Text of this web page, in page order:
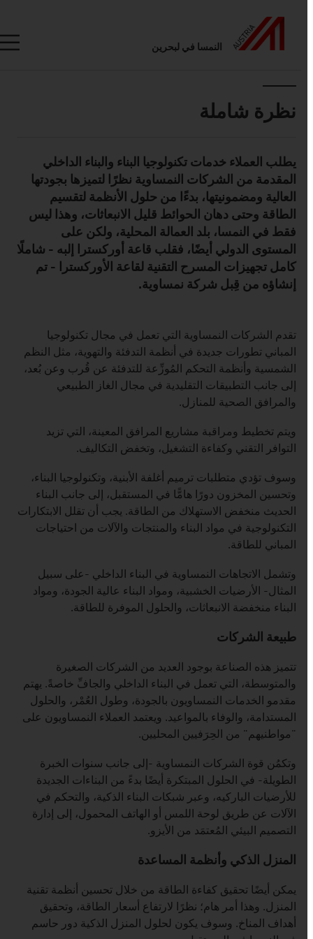
النمسا في لبحرين
نظرة شاملة
Standard Content Module
يطلب العملاء خدمات تكنولوجيا البناء والبناء الداخلي
المقدمة من الشركات النمساوية نظرًا لتميزها بجودتها
العالية ومضمونيتها، بدءًا من حلول الأنظمة لتقسيم
الطاقة وحتى دهان الحوائط قليل الانبعاثات، وهذا ليس
فقط في النمسا، بلد العمالة المحلية، ولكن على
المستوى الدولي أيضًا، فقلب قاعة أوركسترا إلبه - شاملًا
كامل تجهيزات المسرح التقنية لقاعة الأوركسترا - تم
إنشاؤه من قِبل شركة نمساوية.
listen
تقدم الشركات النمساوية التي تعمل في مجال تكنولوجيا
المباني تطورات جديدة في أنظمة التدفئة والتهوية، مثل النظم
الشمسية وأنظمة التحكم المُوزِّعة للتدفئة عن قُرب وعن بُعد،
إلى جانب التطبيقات التقليدية في مجال الغاز الطبيعي
والمرافق الصحية للمنازل.
ويتم تخطيط ومراقبة مشاريع المرافق المعينة، التي تزيد
التوافر التقني وكفاءة التشغيل، وتخفض التكاليف.
وسوف تؤدي متطلبات ترميم أغلفة الأبنية، وتكنولوجيا البناء،
وتحسين المخزون دورًا هامًّا في المستقبل، إلى جانب البناء
الحديث منخفض الاستهلاك من الطاقة. يجب أن تقلل الابتكارات
التكنولوجية في مواد البناء والمنتجات والآلات من احتياجات
المباني للطاقة.
وتشمل الاتجاهات النمساوية في البناء الداخلي -على سبيل
المثال- الأرضيات الخشبية، ومواد البناء عالية الجودة، ومواد
البناء منخفضة الانبعاثات، والحلول الموفرة للطاقة.
طبيعة الشركات
تتميز هذه الصناعة بوجود العديد من الشركات الصغيرة
والمتوسطة، التي تعمل في البناء الداخلي والجافِّ خاصةً. يهتم
مقدمو الخدمات النمساويون بالجودة، وطول العُمْر، والحلول
المستدامة، والوفاء بالمواعيد. ويعتمد العملاء النمساويون على
"مواطنيهم" من الحِرَفيين المحليين.
وتكمُن قوة الشركات النمساوية -إلى جانب سنوات الخبرة
الطويلة- في الحلول المبتكرة أيضًا بدءً من البناءات الجديدة
للأرضيات الباركيه، وعبر شبكات البناء الذكية، والتحكم في
الآلات عن طريق لوحة اللمس أو الهاتف المحمول، إلى إدارة
التصميم البيئي المُعتمَد من الأيزو.
المنزل الذكي وأنظمة المساعدة
يمكن أيضًا تحقيق كفاءة الطاقة من خلال تحسين أنظمة تقنية
المنزل. وهذا أمر هام؛ نظرًا لارتفاع أسعار الطاقة، وتحقيق
أهداف المناخ. وسوف يكون لحلول المنزل الذكية دور حاسم